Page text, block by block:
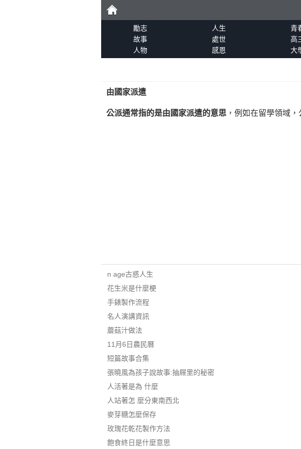
勵
勵志 人生 青
故事
處世 高
人物
感恩 大
由國家派遣
公派通常指的是由國家派遣的意思，例如在留學領域，
n age古惑人生
花生米是什麼梗
手錶製作流程
名人演講資訊
蘑菇汁做法
11月6日農民曆
短篇故事合集
張曉風為孩子說故事:抽屜里的秘密
人活著是為 什麼
人站著怎 麼分東南西北
麥芽糖怎麼保存
玫瑰花乾花製作方法
飽食終日是什麼意思